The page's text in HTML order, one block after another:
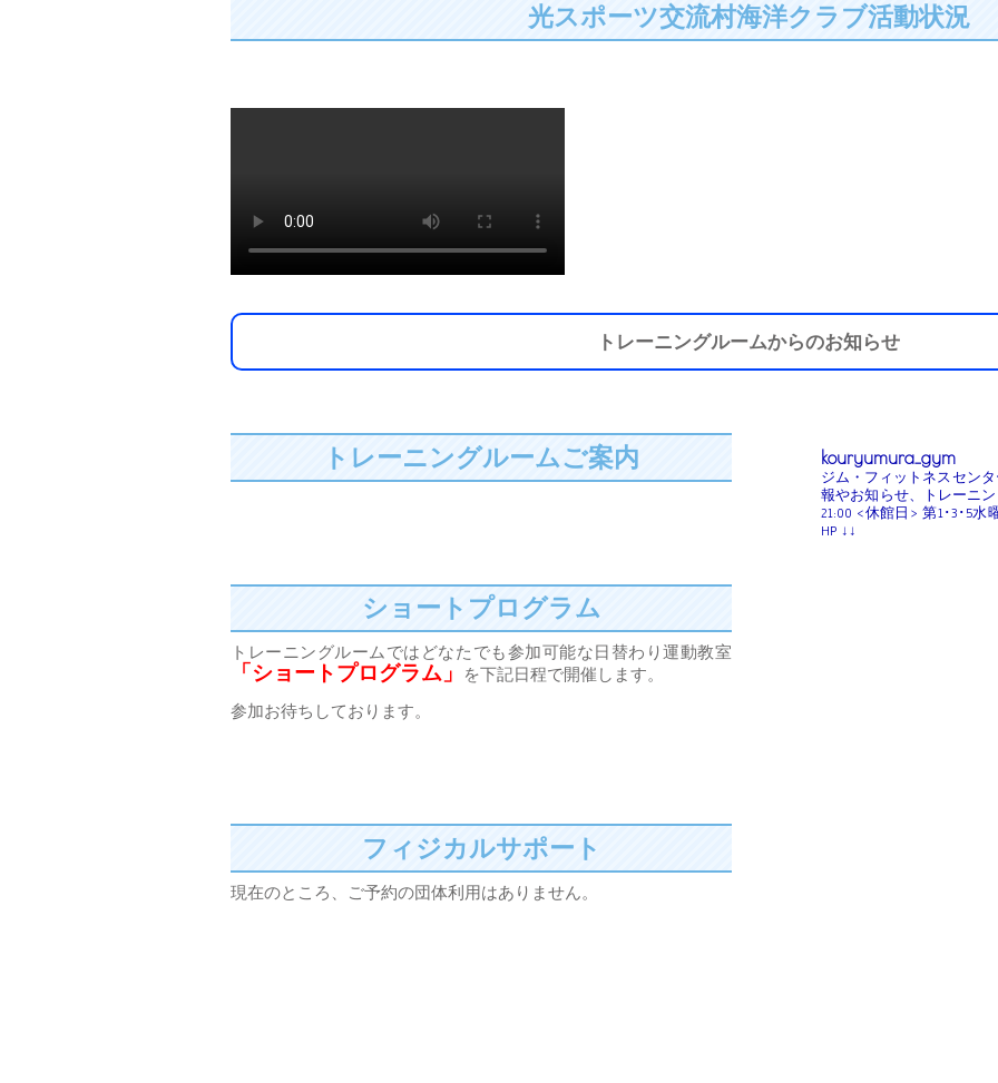
光スポーツ交流村海洋クラブ活動状況
トレーニングルームからのお知らせ
トレーニングルームご案内
ショートプログラム
トレーニングルームではどなたでも参加可能な日替わり運動教室
「ショートプログラム」
を下記日程で開催します。
参加お待ちしております。
フィジカルサポート
現在のところ、ご予約の団体利用はありません。
kouryumura_gym
ジム・フィットネスセン
報やお知らせ、トレーニ
21:00 <休館日> 第1･3･5水
HP ↓↓